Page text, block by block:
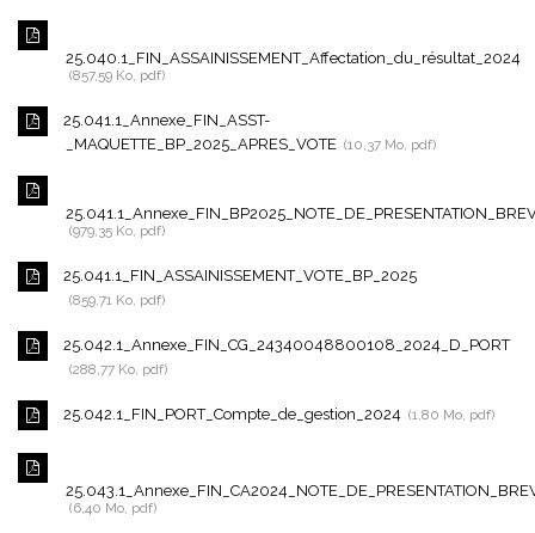
25.040.1_FIN_ASSAINISSEMENT_Affectation_du_résultat_2024
857,59 Ko, pdf
25.041.1_Annexe_FIN_ASST-
_MAQUETTE_BP_2025_APRES_VOTE
10,37 Mo, pdf
979,35 Ko, pdf
25.041.1_FIN_ASSAINISSEMENT_VOTE_BP_2025
859,71 Ko, pdf
25.042.1_Annexe_FIN_CG_24340048800108_2024_D_PORT
288,77 Ko, pdf
25.042.1_FIN_PORT_Compte_de_gestion_2024 1,80 Mo, pdf
6,40 Mo, pdf